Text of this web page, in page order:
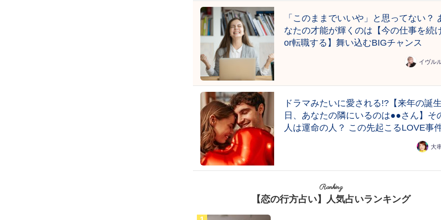
「このままでいいや」と思ってない？
なたの才能が輝くのは【今の仕事を続
or転職する】舞い込むBIGチャンス
イヴル
ドラマみたいに愛される!?【来年の誕生
日、あなたの隣にいるのは●●さん】そ
人は運命の人？ この先起こるLOVE事
大
Ranking
【恋の行方占い】人気占いランキング